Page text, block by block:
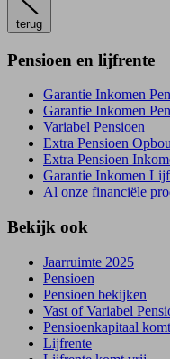
terug
Pensioen en lijfrente
Garantie Inkomen
Garantie Inkomen
Variabel Pensioen
Extra Pensioen
Extra Pensioen
Garantie Inkomen
Al onze financiële
Bekijk ook
Jaarruimte 2025
Pensioen
Pensioen bekijken
Vast of Variabel
Pensioenkapitaal
Lijfrente